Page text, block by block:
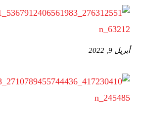
أبريل 9, 2022